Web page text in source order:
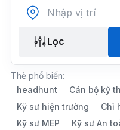
Lọc
Thẻ phổ biến:
headhunt
Cán bộ kỹ
Kỹ sư hiện trường
Chỉ
Kỹ sư MEP
Kỹ sư An